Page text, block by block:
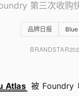
第三次收购
品牌日报
BRANDSTAR
Atlas 被 Foundry